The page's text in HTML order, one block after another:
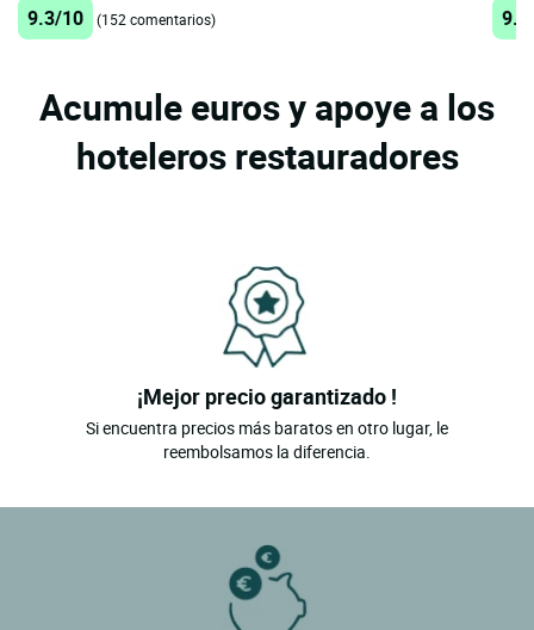
9.3/10 (152 comentarios)
Acumule euros y apoye a los
hoteleros restauradores
¡Mejor precio garantizado !
Si encuentra precios más baratos en otro lugar, le
reembolsamos la diferencia.